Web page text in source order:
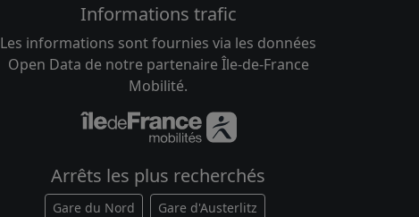
Informations trafic
Les informations sont fournies via les données
Open Data de notre partenaire Île-de-France
Mobilité.
Arrêts les plus recherchés
Gare du Nord Gare d'Austerlitz